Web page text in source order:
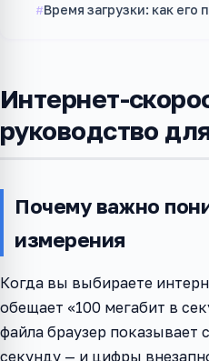
Время загрузки: как его
Интернет-
руководство
Почему важно
измерения
Когда вы выбираете
обещает «100 мегабит в
файла браузер показывает
секунду — и цифры